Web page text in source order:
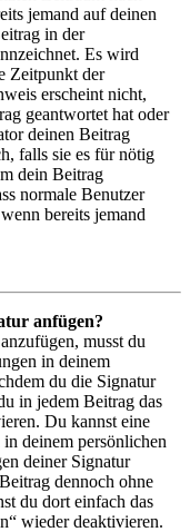
jemand auf deinen
in der
Es wird
Zeitpunkt der
erscheint nicht,
geantwortet hat oder
deinen Beitrag
falls sie es für nötig
dein Beitrag
normale Benutzer
bereits jemand
anfügen?
musst du
in deinem
du die Signatur
in jedem Beitrag das
Du kannst eine
deinem persönlichen
deiner Signatur
dennoch ohne
du dort einfach das
wieder deaktivieren.